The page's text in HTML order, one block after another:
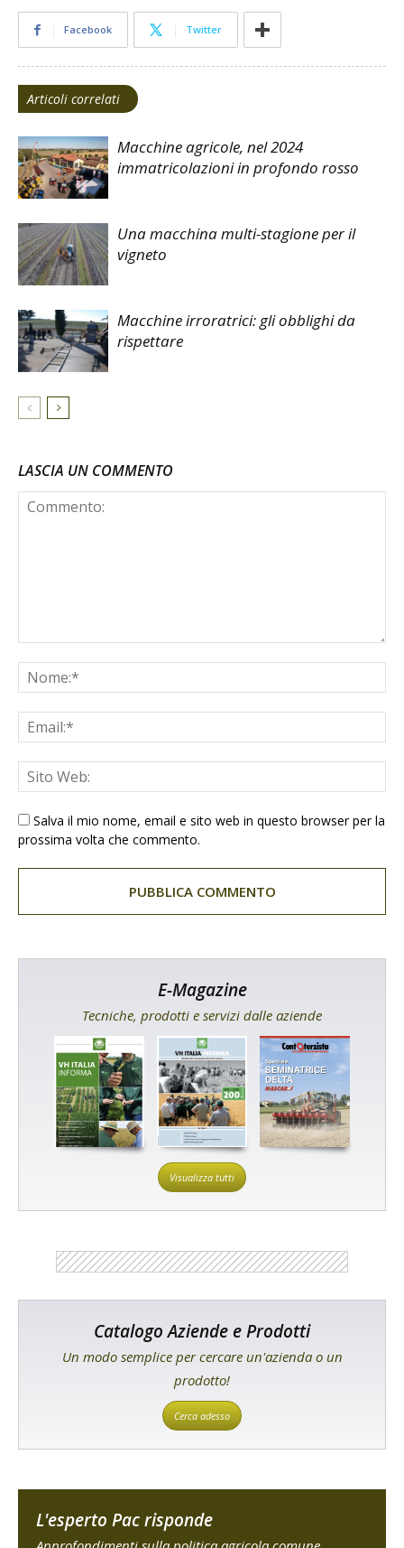
Facebook Twitter
Articoli correlati
Macchine agricole, nel 2024
immatricolazioni in profondo rosso
Una macchina multi-stagione per il
vigneto
Macchine irroratrici: gli obblighi da
rispettare
LASCIA UN COMMENTO
Salva il mio nome, email e sito web in questo browser per la
prossima volta che commento.
E-Magazine
Tecniche, prodotti e servizi dalle aziende
Visualizza tutti
Catalogo Aziende e Prodotti
Un modo semplice per cercare un'azienda o un
prodotto!
Cerca adesso
L'esperto Pac risponde